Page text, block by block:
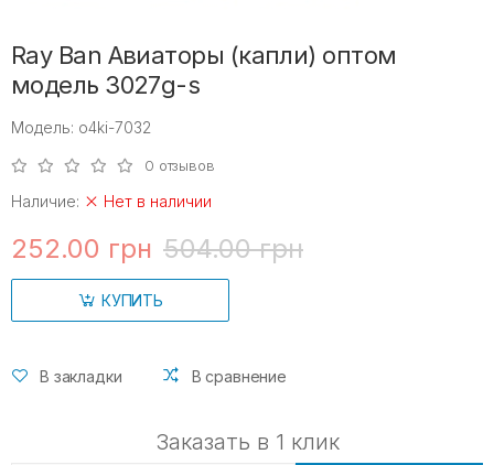
Ray Ban Авиаторы (капли) оптом
модель 3027g-s
Модель: o4ki-7032
0 отзывов
Наличие: Нет в наличии
252.00 грн 504.00 грн
КУПИТЬ
В закладки В сравнение
Заказать в 1 клик